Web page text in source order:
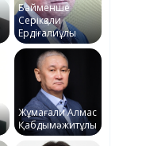
Байменше
Серікқали
Ердіғалиұлы
Жұмағали Алмас
Қабдымәжитұлы